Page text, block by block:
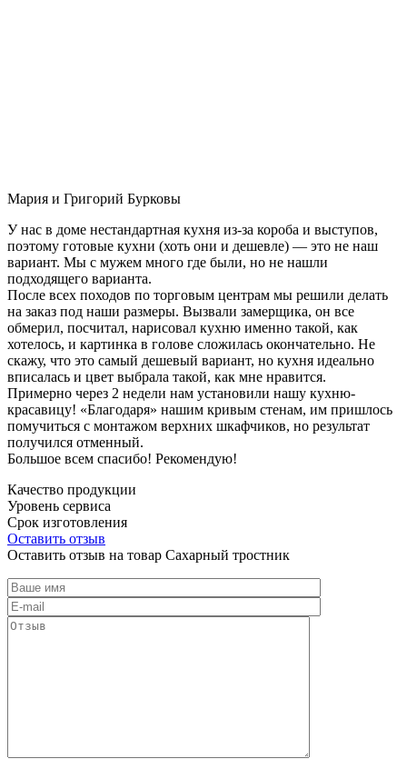
Мария и Григорий Бурковы
У нас в доме нестандартная кухня из-за короба и выступов,
поэтому готовые кухни (хоть они и дешевле) — это не наш
вариант. Мы с мужем много где были, но не нашли
подходящего варианта.
После всех походов по торговым центрам мы решили делать
на заказ под наши размеры. Вызвали замерщика, он все
обмерил, посчитал, нарисовал кухню именно такой, как
хотелось, и картинка в голове сложилась окончательно. Не
скажу, что это самый дешевый вариант, но кухня идеально
вписалась и цвет выбрала такой, как мне нравится.
Примерно через 2 недели нам установили нашу кухню-
красавицу! «Благодаря» нашим кривым стенам, им пришлось
помучиться с монтажом верхних шкафчиков, но результат
получился отменный.
Большое всем спасибо! Рекомендую!
Качество продукции
Уровень сервиса
Срок изготовления
Оставить отзыв
Оставить отзыв на товар Сахарный тростник